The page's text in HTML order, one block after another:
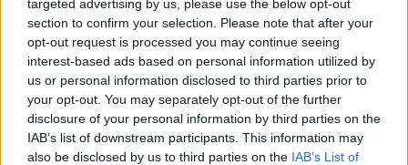
targeted advertising by us, please use the below opt-out
section to confirm your selection. Please note that after your
opt-out request is processed you may continue seeing
interest-based ads based on personal information utilized by
us or personal information disclosed to third parties prior to
your opt-out. You may separately opt-out of the further
disclosure of your personal information by third parties on the
IAB’s list of downstream participants. This information may
also be disclosed by us to third parties on the IAB’s List of
megint visszatér a forróság, újra rekkenő hőség jön, akár 38
fokokkal
Közzétették a szakértői állásfoglalást, a Fiumei úti fák
többsége szakszerűen már nem ápolható
A MÚOSZ sajtódíjának második helyét nyerte el a Borsod24 és
a Paraméter közös riportfilmje a Sajó szennyezéséről